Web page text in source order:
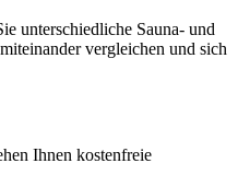
unterschiedliche Sauna- und
vergleichen und sich
Ihnen kostenfreie